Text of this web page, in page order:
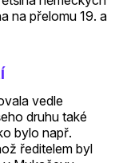
na přelomu 19. a
vedle
druhu také
bylo např.
ředitelem byl